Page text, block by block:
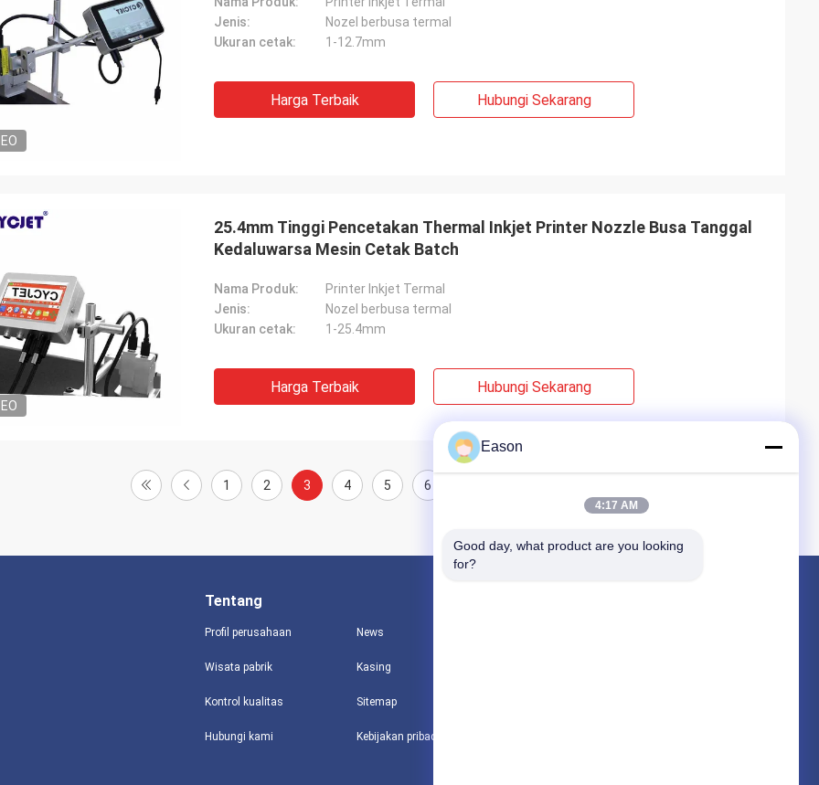
Jenis:
Nozel berbusa termal
Ukuran cetak:
1-12.7mm
Harga Terbaik Hubungi Sekarang
25.4mm Tinggi Pencetakan Thermal Inkjet Printer Nozzle Busa Tanggal
Kedaluwarsa Mesin Cetak Batch
Nama Produk:
Printer Inkjet Termal
Jenis:
Nozel berbusa termal
Ukuran cetak:
1-25.4mm
Harga Terbaik Hubungi Sekarang
1 2 3 4 5 6
Tentang
Profil perusahaan
Wisata pabrik
Kontrol kualitas
Hubungi kami
News
Kasing
Sitemap
Kebijakan pribadi
Eason
4:17 AM
Good day, what product are you looking
for?